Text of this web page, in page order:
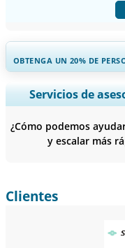
OBTENGA UN 20% DE
Ampliar la cobertura
Perfiles de empresas,
Servicios de
¿Cómo podemos
y escalar más
Clientes